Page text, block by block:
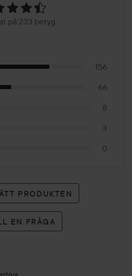
på 233 betyg
156
66
8
3
0
PRODUKTEN
EN FRÅGA